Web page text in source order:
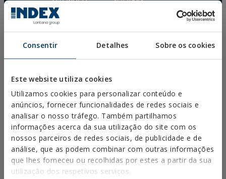
Consentir Detalhes Sobre os cookies
Este website utiliza cookies
Utilizamos cookies para personalizar conteúdo e
anúncios, fornecer funcionalidades de redes sociais e
analisar o nosso tráfego. Também partilhamos
informações acerca da sua utilização do site com os
nossos parceiros de redes sociais, de publicidade e de
análise, que as podem combinar com outras informações
que lhes forneceu ou recolhidas por estes a partir da sua
utilização dos respetivos serviços.
PARAFUSOS PARA MADEIRA
ESPUMAS DE POLIURETANO
PERGUNTAS
FREQUENTEMENTE
COLOCADAS
TRANSFERÊNCIAS
CATÁLOGOS
FICHAS TÉCNICAS
FICHAS DE SEGURANÇA
APROVAÇOES
DOP
SOFTWARE
DOCUMENTOS CAD